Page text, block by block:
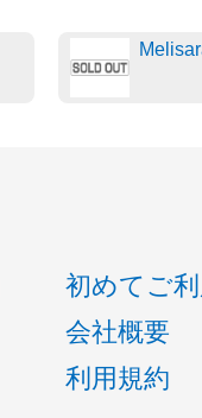
初めてご
会社概要
利用規約